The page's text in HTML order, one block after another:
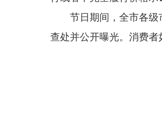
节日期间，全市各级市
查处并公开曝光。消费者